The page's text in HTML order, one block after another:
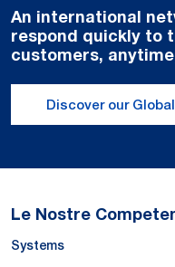
An international
respond quickly to
customers,
Discover our
Le Nostre
Systems